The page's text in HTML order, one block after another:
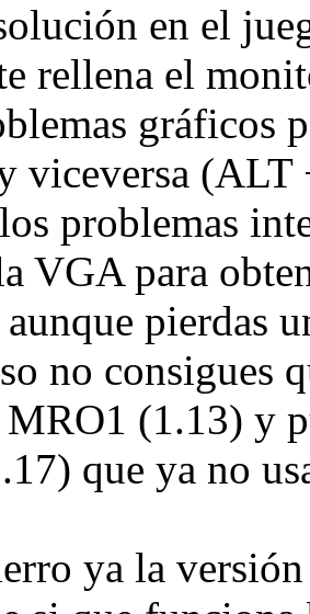
en el
rellena el
gráficos
viceversa
problemas
VGA para
pierdas
no consigues
(1.13) y
que ya no
ya la